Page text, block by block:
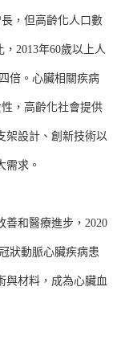
，但高齡化人口數
2013年60歲以上人
倍。心臟相關疾病
，高齡化社會提供
架設計、創新技術以
需求。
善和醫療進步，2020
狀動脈心臟疾病患
與材料，成為心臟血